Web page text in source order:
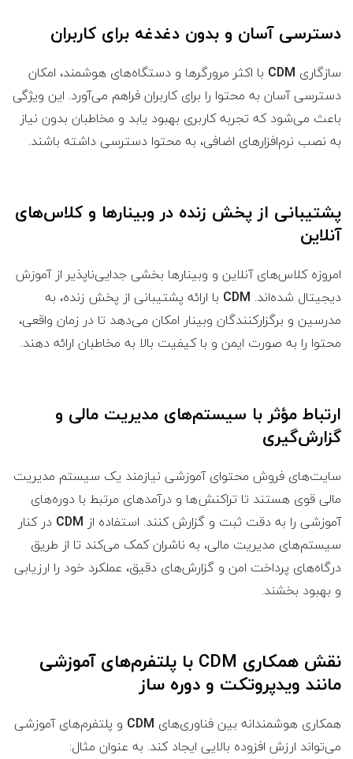
دسترسی آسان و بدون دغدغه برای کاربران
سازگاری CDM با اکثر مرورگرها و دستگاه‌های هوشمند، امکان
دسترسی آسان به محتوا را برای کاربران فراهم می‌آورد. این ویژگی
باعث می‌شود که تجربه کاربری بهبود یابد و مخاطبان بدون نیاز
به نصب نرم‌افزارهای اضافی، به محتوا دسترسی داشته باشند.
پشتیبانی از پخش زنده در وبینارها و کلاس‌های
آنلاین
امروزه کلاس‌های آنلاین و وبینارها بخشی جدایی‌ناپذیر از آموزش
دیجیتال شده‌اند. CDM با ارائه پشتیبانی از پخش زنده، به
مدرسین و برگزارکنندگان وبینار امکان می‌دهد تا در زمان واقعی،
محتوا را به صورت ایمن و با کیفیت بالا به مخاطبان ارائه دهند.
ارتباط مؤثر با سیستم‌های مدیریت مالی و
گزارش‌گیری
سایت‌های فروش محتوای آموزشی نیازمند یک سیستم مدیریت
مالی قوی هستند تا تراکنش‌ها و درآمدهای مرتبط با دوره‌های
آموزشی را به دقت ثبت و گزارش کنند. استفاده از CDM در کنار
سیستم‌های مدیریت مالی، به ناشران کمک می‌کند تا از طریق
درگاه‌های پرداخت امن و گزارش‌های دقیق، عملکرد خود را ارزیابی
و بهبود بخشند.
نقش همکاری CDM با پلتفرم‌های آموزشی
مانند ویدپروتکت و دوره ساز
همکاری هوشمندانه بین فناوری‌های CDM و پلتفرم‌های آموزشی
می‌تواند ارزش افزوده بالایی ایجاد کند. به عنوان مثال: